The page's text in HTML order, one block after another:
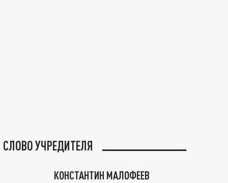
СЛОВО УЧРЕДИТЕЛЯ
КОНСТАНТИН МАЛОФЕЕВ